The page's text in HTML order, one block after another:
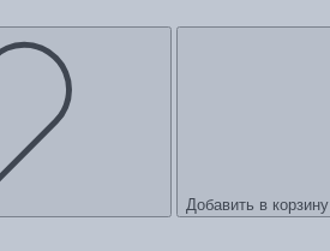
Добавить в корзину